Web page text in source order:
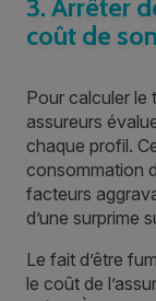
3. Arrêter
coût de
Pour calculer le
assureurs
chaque profil.
consommation
facteurs
d’une surprime
Le fait d’être
le coût de